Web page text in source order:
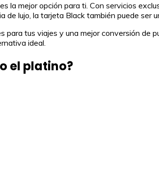
la mejor opción para ti. Con servicios
de lujo, la tarjeta Black también puede ser
para tus viajes y una mejor conversión
ideal.
el platino?